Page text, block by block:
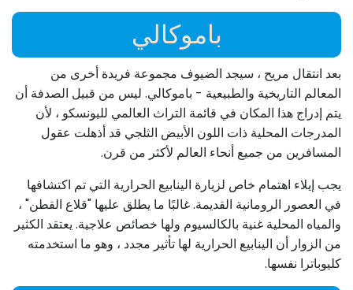
باموكالي
بعد انتقال مريح ، سيجد الضيوف مجموعة فريدة أخرى من
المعالم التاريخية والطبيعية - باموكالي. ليس من قبيل الصدفة أن
يتم إدراج هذا المكان في قائمة التراث العالمي لليونسكو ، لأن
المدرجات المحلية ذات اللون الأبيض الثلجي قد أذهلت عقول
المسافرين من جميع أنحاء العالم لأكثر من قرن.
يجب إيلاء اهتمام خاص لزيارة الينابيع الحرارية التي تم اكتشافها
في العصور الرومانية القديمة. غالبًا ما يطلق عليها "قلاع القطن" ،
والمياه المحلية غنية بالكالسيوم ولها خصائص علاجية. يعتقد الكثير
من الزوار أن الينابيع الحرارية لها تأثير مجدد ، وهو ما استخدمته
كليوباترا نفسها.